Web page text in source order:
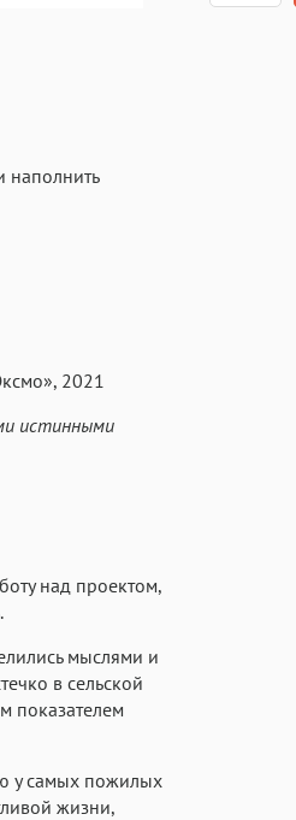
Times
Аа
Аа
наполнить
2021
истинными
над проектом,
мыслями и
в сельской
показателем
у самых пожилых
жизни,